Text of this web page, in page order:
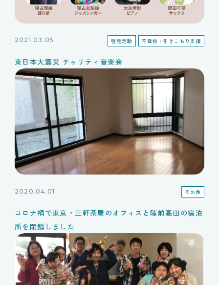
2021.03.05 啓発活動 不登校・引きこもり支援
東日本大震災 チャリティ音楽会
2020.04.01 その他
コロナ禍で東京・三軒茶屋のオフィスと陸前高田の宿泊
所を閉鎖しました